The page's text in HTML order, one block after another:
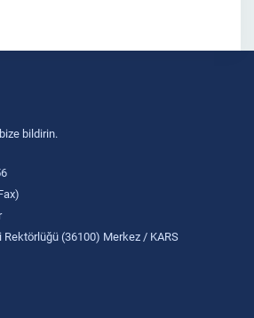
bildirin.
(36100) Merkez / KARS